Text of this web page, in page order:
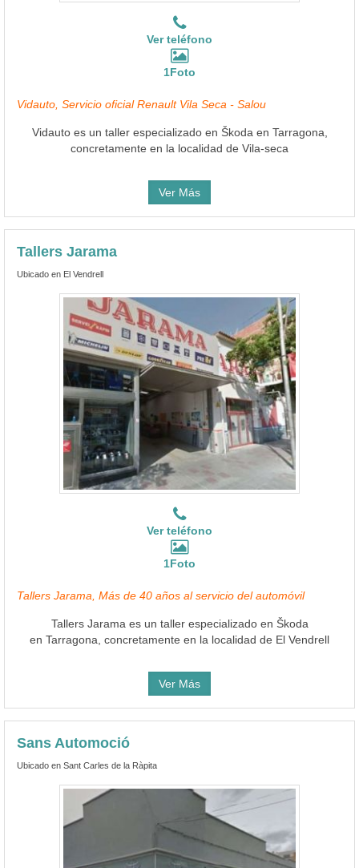
Ver teléfono
1Foto
Vidauto, Servicio oficial Renault Vila Seca - Salou
Vidauto es un taller especializado en Škoda en Tarragona,
concretamente en la localidad de Vila-seca
Ver Más
Tallers Jarama
Ubicado en El Vendrell
Ver teléfono
1Foto
Tallers Jarama, Más de 40 años al servicio del automóvil
Tallers Jarama es un taller especializado en Škoda
en Tarragona, concretamente en la localidad de El Vendrell
Ver Más
Sans Automoció
Ubicado en Sant Carles de la Ràpita